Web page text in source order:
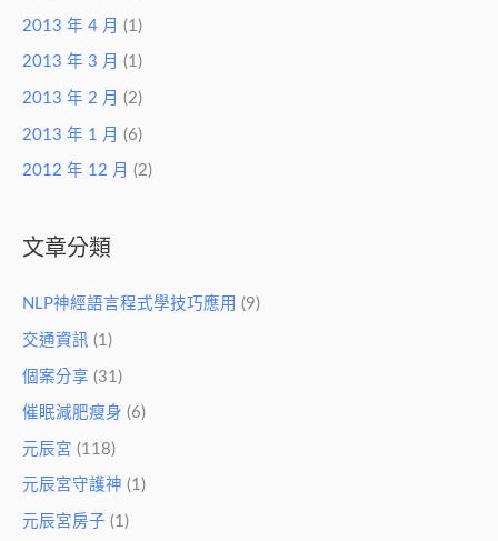
2013 年 4 月 (1)
2013 年 3 月 (1)
2013 年 2 月 (2)
2013 年 1 月 (6)
2012 年 12 月 (2)
文章分類
NLP神經語言程式學技巧應用 (9)
交通資訊 (1)
個案分享 (31)
催眠減肥瘦身 (6)
元辰宮 (118)
元辰宮守護神 (1)
元辰宮房子 (1)